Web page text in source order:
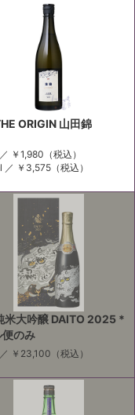
ORIGIN 山田錦
￥1,980 （税込）
／ ￥3,575（税込）
米大吟醸 DAITO 2025 *
のみ
￥23,100 （税込）